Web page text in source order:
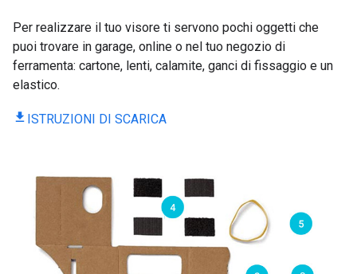
Per realizzare il tuo visore ti servono pochi oggetti che
puoi trovare in garage, online o nel tuo negozio di
ferramenta: cartone, lenti, calamite, ganci di fissaggio e un
elastico.
ISTRUZIONI DI SCARICA